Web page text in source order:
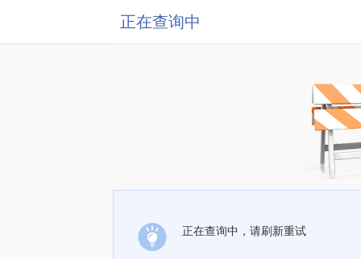
正在查询中
正在查询中，请刷新重试